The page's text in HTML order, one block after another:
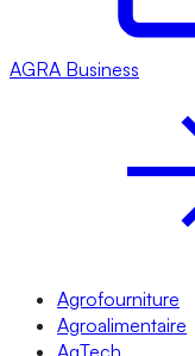
AGRA Business
Agrofourniture
Agroalimentaire
AgTech